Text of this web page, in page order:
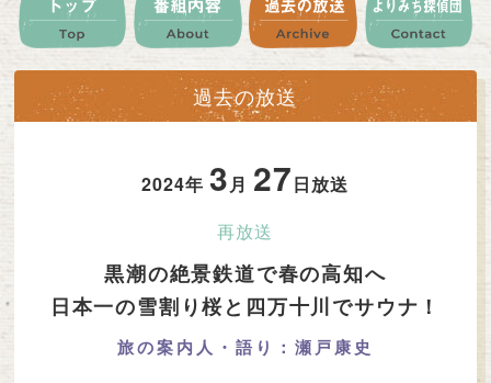
公式SNS プレゼント
ご意見・ご感想 会社情報
過去の放送
2024年 3月 27日放送
再放送
黒潮の絶景鉄道で春の高知へ
日本一の雪割り桜と四万十川でサウナ！
旅の案内人・語り：瀬戸康史